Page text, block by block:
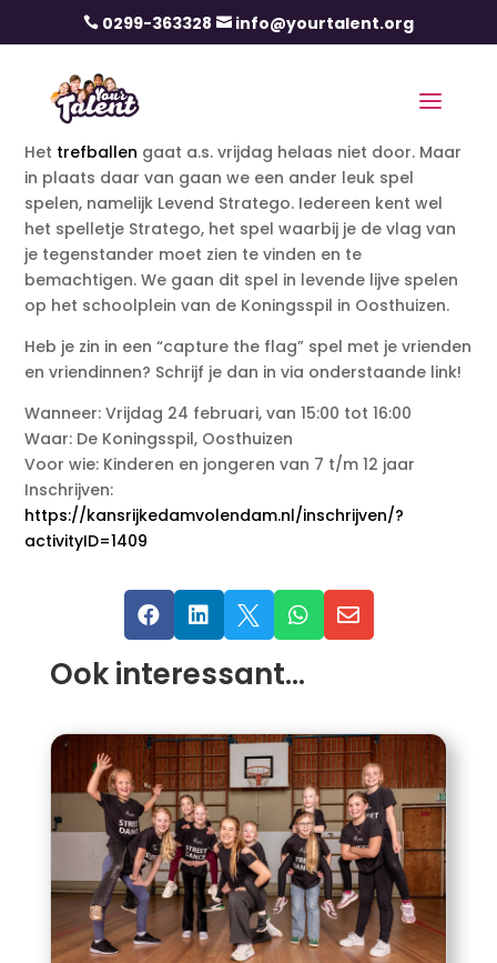
 0299-363328  info@yourtalent.org
Het trefballen gaat a.s. vrijdag helaas niet door. Maar
in plaats daar van gaan we een ander leuk spel
spelen, namelijk Levend Stratego. Iedereen kent wel
het spelletje Stratego, het spel waarbij je de vlag van
je tegenstander moet zien te vinden en te
bemachtigen. We gaan dit spel in levende lijve spelen
op het schoolplein van de Koningsspil in Oosthuizen.
Heb je zin in een “capture the flag” spel met je vrienden
en vriendinnen? Schrijf je dan in via onderstaande link!
Wanneer: Vrijdag 24 februari, van 15:00 tot 16:00
Waar: De Koningsspil, Oosthuizen
Voor wie: Kinderen en jongeren van 7 t/m 12 jaar
Inschrijven:
https://kansrijkedamvolendam.nl/inschrijven/?
activityID=1409
    
Ook interessant…